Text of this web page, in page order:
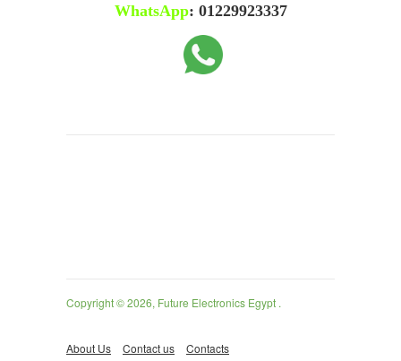
WhatsApp: 01229923337
Copyright © 2026, Future Electronics Egypt .
About Us Contact us Contacts